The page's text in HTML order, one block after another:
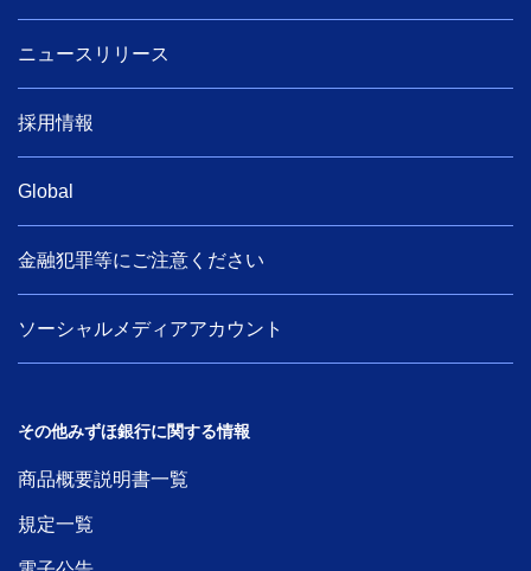
住宅ローン・カードローン
備える
相続・保険
学ぶ・考える
お客さまサポート
困ったときは・よくあるご質問
みずほ銀行について
ニュースリリース
採用情報
Global
金融犯罪等にご注意ください
ソーシャルメディアアカウント
その他みずほ銀行に関する情報
商品概要説明書一覧
規定一覧